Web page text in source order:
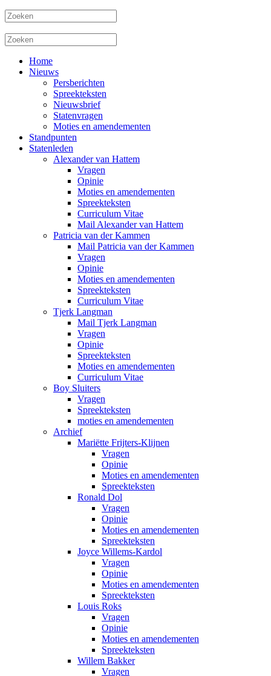
Home
Nieuws
Persberichten
Spreekteksten
Nieuwsbrief
Statenvragen
Moties en amendementen
Standpunten
Statenleden
Alexander van Hattem
Vragen
Opinie
Moties en amendementen
Spreekteksten
Curriculum Vitae
Mail Alexander van Hattem
Patricia van der Kammen
Mail Patricia van der Kammen
Vragen
Opinie
Moties en amendementen
Spreekteksten
Curriculum Vitae
Tjerk Langman
Mail Tjerk Langman
Vragen
Opinie
Spreekteksten
Moties en amendementen
Curriculum Vitae
Boy Sluiters
Vragen
Spreekteksten
moties en amendementen
Archief
Mariëtte Frijters-Klijnen
Vragen
Opinie
Moties en amendementen
Spreekteksten
Ronald Dol
Vragen
Opinie
Moties en amendementen
Spreekteksten
Joyce Willems-Kardol
Vragen
Opinie
Moties en amendementen
Spreekteksten
Louis Roks
Vragen
Opinie
Moties en amendementen
Spreekteksten
Willem Bakker
Vragen